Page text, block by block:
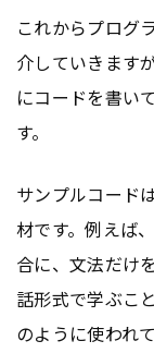
これからプログ
介していきます
にコードを書い
す。
サンプルコード
材です。例えば
合に、文法だけ
話形式で学ぶこ
のように使われ